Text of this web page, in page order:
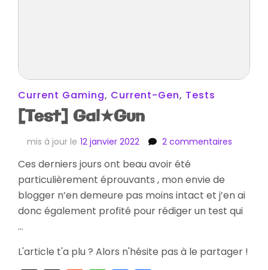
Current Gaming, Current-Gen, Tests
[Test] Gal★Gun
mis à jour le 12 janvier 2022 2 commentaires
Ces derniers jours ont beau avoir été
particulièrement éprouvants , mon envie de
blogger n’en demeure pas moins intact et j’en ai
donc également profité pour rédiger un test qui
…
L'article t'a plu ? Alors n'hésite pas à le partager !